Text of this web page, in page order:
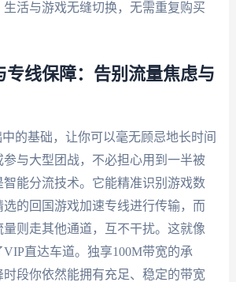
活与游戏无缝切换，无需重复购买
专线保障：告别流量焦虑与
的基础，让你可以毫无顾忌地长时间
与大型团战，不必担心用到一半被
智能分流技术。它能精准识别游戏数
的回国游戏加速专线进行传输，而
量则走其他通道，互不干扰。这就像
直达车道。独享100M带宽的承
段你依然能拥有充足、稳定的带宽